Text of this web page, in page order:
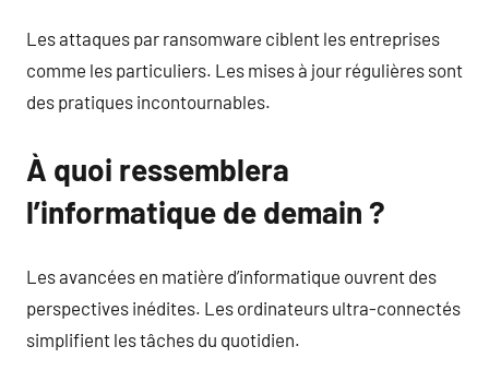
Les attaques par ransomware ciblent les entreprises
comme les particuliers. Les mises à jour régulières sont
des pratiques incontournables.
À quoi ressemblera
l’informatique de demain ?
Les avancées en matière d’informatique ouvrent des
perspectives inédites. Les ordinateurs ultra-connectés
simplifient les tâches du quotidien.